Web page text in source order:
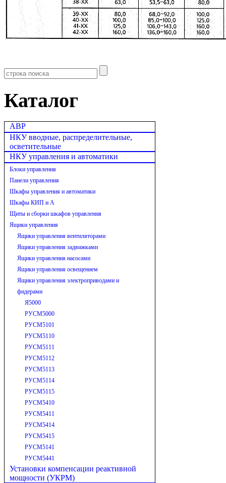
Каталог
АВР
НКУ вводные, распределительные,
осветительные
НКУ управления и автоматики
Блоки управления
Панели управления
Шкафы управления и автоматики
Шкафы КИП и А
Щиты и сборки шкафов управления
Ящики управления
Ящики управления вентиляторами
Ящики управления задвижками
Ящики управления насосами
Ящики управления освещением
Ящики управления электроприводами и
фидерами
Я5000
РУСМ5000
РУСМ5101
РУСМ5110
РУСМ5111
РУСМ5112
РУСМ5113
РУСМ5114
РУСМ5115
РУСМ5410
РУСМ5411
РУСМ5414
РУСМ5415
РУСМ5141
РУСМ5441
Установки компенсации реактивной
мощности (УКРМ)